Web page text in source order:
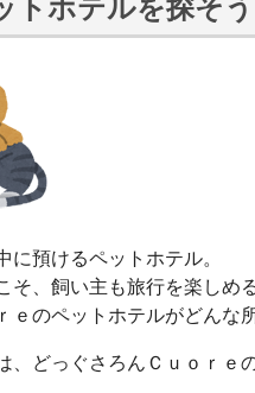
トホテルを探そう
に預けるペットホテル。
そ、飼い主も旅行を楽しめ
ｅのペットホテルがどんな
、どっぐさろんＣｕｏｒｅ